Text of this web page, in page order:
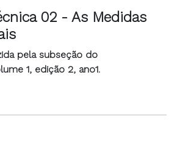
02 - As Medidas
pela subseção do
1, edição 2, ano1.